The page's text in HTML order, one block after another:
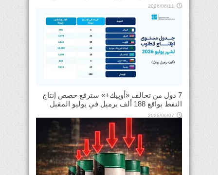
2026/06/11
7 دول من تحالف «أوپيك+» سترفع حصص إنتاج
النفط بواقع 188 ألف برميل في يوليو المقبل
2026/06/07